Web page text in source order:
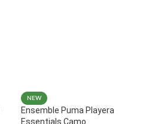
NEW
Ensemble Puma Playera
Essentials Camo